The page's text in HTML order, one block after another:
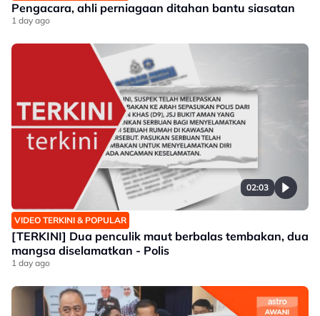
Pengacara, ahli perniagaan ditahan bantu siasatan
1 day ago
02:03
VIDEO TERKINI & POPULAR
[TERKINI] Dua penculik maut berbalas tembakan, dua
mangsa diselamatkan - Polis
1 day ago